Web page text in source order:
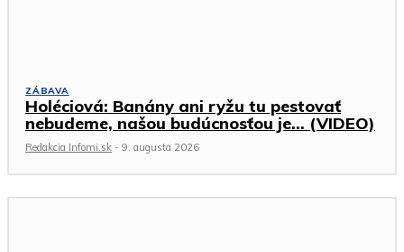
ZÁBAVA
Holéciová: Banány ani ryžu tu pestovať
nebudeme, našou budúcnosťou je… (VIDEO)
Redakcia Infomi.sk - 9. augusta 2026